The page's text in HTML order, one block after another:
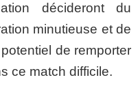
décideront du
minutieuse et de
de remporter
ce match difficile.